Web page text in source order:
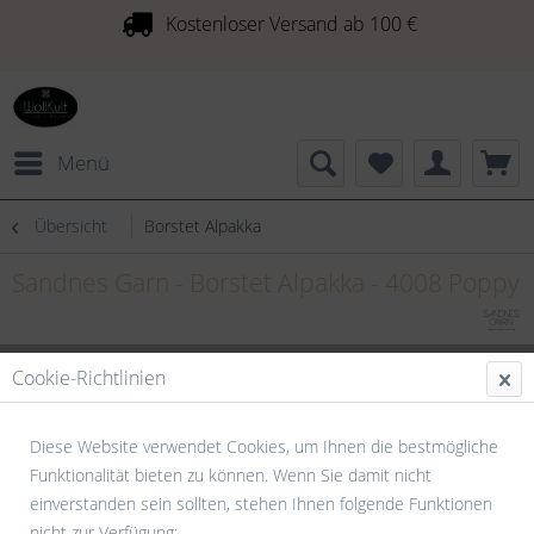
Kostenloser Versand ab 100 €
Menü
Übersicht Borstet Alpakka
Cookie-Richtlinien
Diese Website verwendet Cookies, um Ihnen die bestmögliche
Funktionalität bieten zu können. Wenn Sie damit nicht
einverstanden sein sollten, stehen Ihnen folgende Funktionen